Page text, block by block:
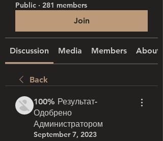
Public · 281 members
Join
Discussion Media Members About
Back
100% Результат-
Одобрено
Администратором
September 7, 2023